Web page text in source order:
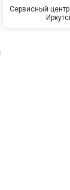
Сервисный